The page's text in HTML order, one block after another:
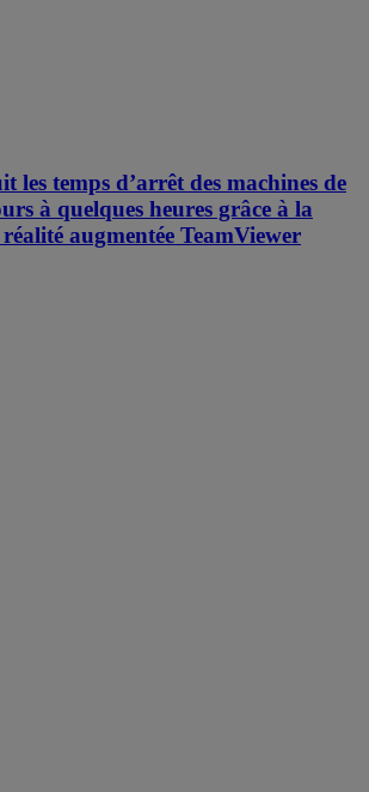
les temps d’arrêt des machines de
à quelques heures grâce à la
augmentée TeamViewer